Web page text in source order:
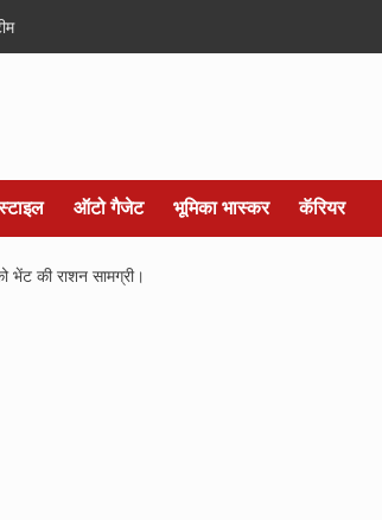
ऑटो गैजेट भूमिका भास्कर कॅरियर
भेंट की राशन सामग्री।